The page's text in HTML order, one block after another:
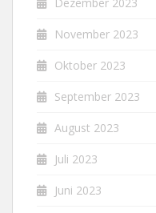
November 2023
Oktober 2023
September 2023
August 2023
Juli 2023
Juni 2023